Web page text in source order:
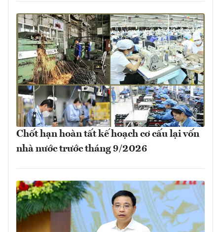
Chốt hạn hoàn tất kế hoạch cơ cấu lại vốn
nhà nước trước tháng 9/2026